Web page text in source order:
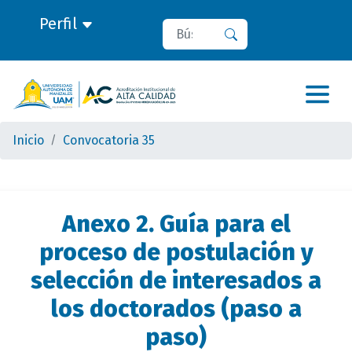
Perfil Buscar
Inicio Convocatoria 35
Anexo 2. Guía para el
proceso de postulación y
selección de interesados a
los doctorados (paso a
paso)